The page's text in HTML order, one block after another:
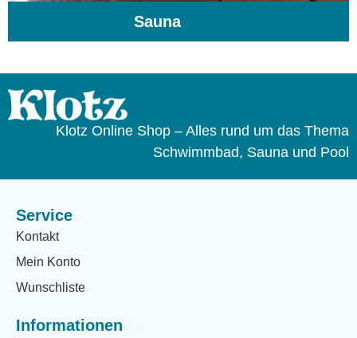
Sauna
Klotz Online Shop – Alles rund um das Thema
Schwimmbad, Sauna und Pool
Service
Kontakt
Mein Konto
Wunschliste
Informationen